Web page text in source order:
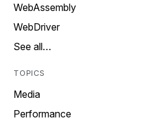
WebAssembly
WebDriver
See all…
TOPICS
Media
Performance